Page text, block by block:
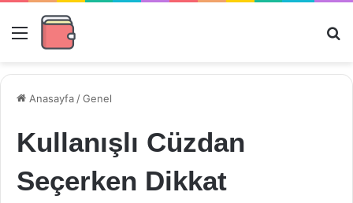
Menü
Anasayfa /Genel
Kullanışlı Cüzdan
Seçerken Dikkat